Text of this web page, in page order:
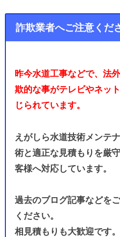
詐欺業者へご注意くだ
昨今水道工事などで、法
欺的な事がテレビやネッ
じられています。
えがしら水道技術メンテ
術と適正な見積もりを厳
客様へ対応しています。
過去のブログ記事などを
ください。
相見積もりも大歓迎です。